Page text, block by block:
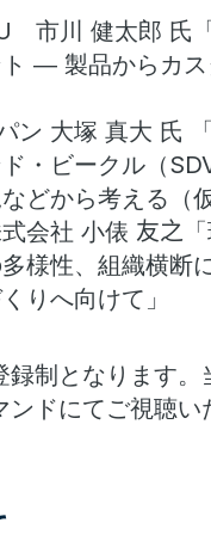
市川 健太郎 氏
― 製品からカ
ン 大塚 真大 氏
・ビークル（
どから考える（仮
会社 小俵 友之
性、組織横断に
りへ向けて」
録制となります
ドにてご視聴い